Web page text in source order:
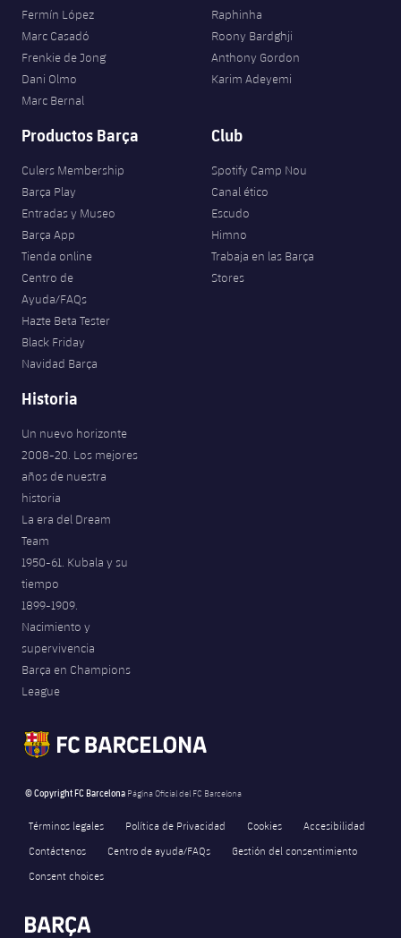
Fermín López
Marc Casadó
Frenkie de Jong
Dani Olmo
Marc Bernal
Raphinha
Roony Bardghji
Anthony Gordon
Karim Adeyemi
Productos Barça
Culers Membership
Barça Play
Entradas y Museo
Barça App
Tienda online
Centro de
Ayuda/FAQs
Hazte Beta Tester
Black Friday
Navidad Barça
Club
Spotify Camp Nou
Canal ético
Escudo
Himno
Trabaja en las Barça
Stores
Historia
Un nuevo horizonte
2008-20. Los mejores
años de nuestra
historia
La era del Dream
Team
1950-61. Kubala y su
tiempo
1899-1909.
Nacimiento y
supervivencia
Barça en Champions
League
© Copyright FC Barcelona Página Oficial del FC Barcelona
Términos legales Política de Privacidad Cookies
Accesibilidad
Contáctenos
Centro de ayuda/FAQs
Gestión del consentimiento
Consent choices